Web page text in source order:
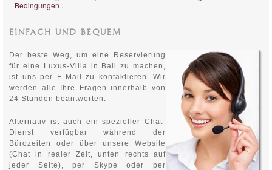
Bedingungen .
EINFACH UND BEQUEM
Der beste Weg, um eine Reservierung
für eine Luxus-Villa in Bali zu machen,
ist uns per E-Mail zu kontaktieren. Wir
werden alle Ihre Fragen innerhalb von
24 Stunden beantworten.
Alternativ ist auch ein spezieller Chat-
Dienst verfügbar während der
Bürozeiten oder über unsere Website
(Chat in realer Zeit, unten rechts auf
jeder Seite), per Skype oder per